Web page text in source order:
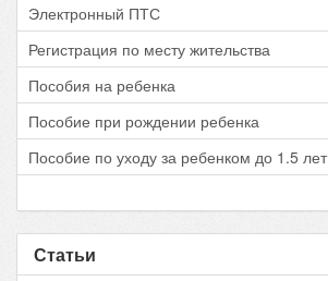
Электронный ПТС
Регистрация по месту жительства
Пособия на ребенка
Пособие при рождении ребенка
Пособие по уходу за ребенком до 1.5 лет
Статьи